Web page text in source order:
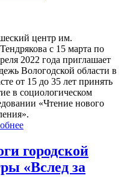
центр им.
с 15 марта по
2022 года приглашает
Вологодской области в
от 15 до 35 лет принять
в социологическом
«Чтение нового
городской
«Вслед за